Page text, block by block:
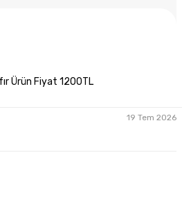
Ürün Fiyat 1200TL
19 Tem 2026